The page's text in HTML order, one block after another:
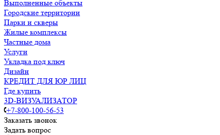
Выполненные объекты
Городские территории
Парки и скверы
Жилые комплексы
Частные дома
Услуги
Укладка под ключ
Дизайн
КРЕДИТ ДЛЯ ЮР ЛИЦ
Где купить
3D-ВИЗУАЛИЗАТОР
+7-800-100-56-53
Заказать звонок
Задать вопрос